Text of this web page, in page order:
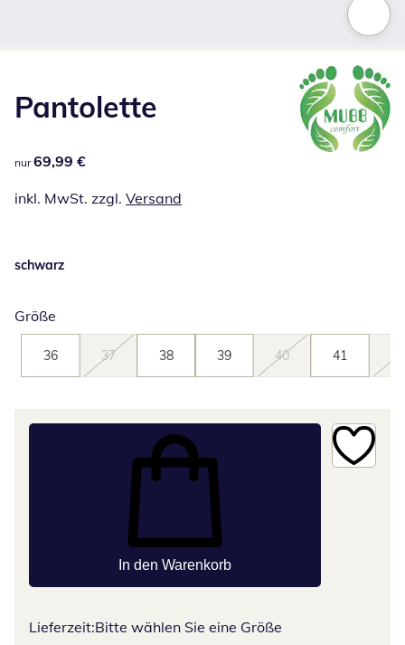
Pantolette
69,99 €
nur 69,99 €
inkl. MwSt. zzgl. Versand
schwarz
Größe
36 37 38 39 40 41
In den Warenkorb
Lieferzeit:Bitte wählen Sie eine Größe